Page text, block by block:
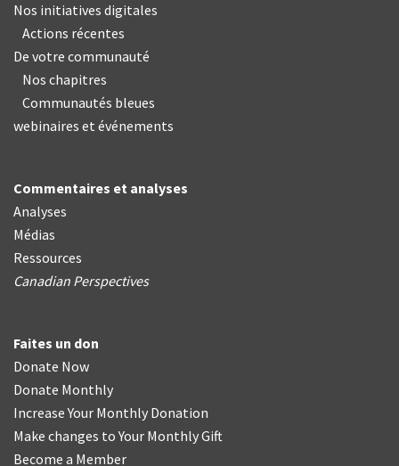
Nos initiatives digitales
Actions récentes
De votre communauté
Nos chapitres
Communautés bleues
webinaires et événements
Commentaires et analyses
Analyses
Médias
Ressources
Canadian Perspectives
Faites un don
Donate Now
Donate Monthly
Increase Your Monthly Donation
Make changes to Your Monthly Gift
Become a Member